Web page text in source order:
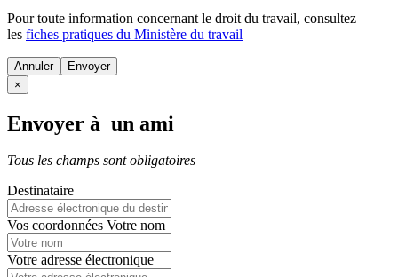
Pour toute information concernant le droit du travail, consultez
les fiches pratiques du Ministère du travail
Annuler
×
Envoyer à un ami
Tous les champs sont obligatoires
Destinataire
Vos coordonnées Votre nom
Votre adresse électronique